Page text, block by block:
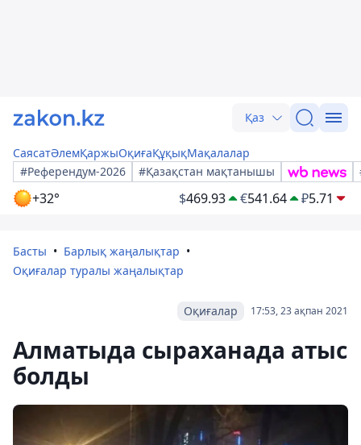
Қаз
СаясатӘлемҚаржыОқиғаҚұқықМақалалар
#Референдум-2026
#Қазақстан мақтанышы
+32° $469.93 €541.64 ₽5.71
Басты
Барлық жаңалықтар
Оқиғалар туралы жаңалықтар
17:53, 23 ақпан 2021
Оқиғалар
Алматыда сыраханада атыс
болды